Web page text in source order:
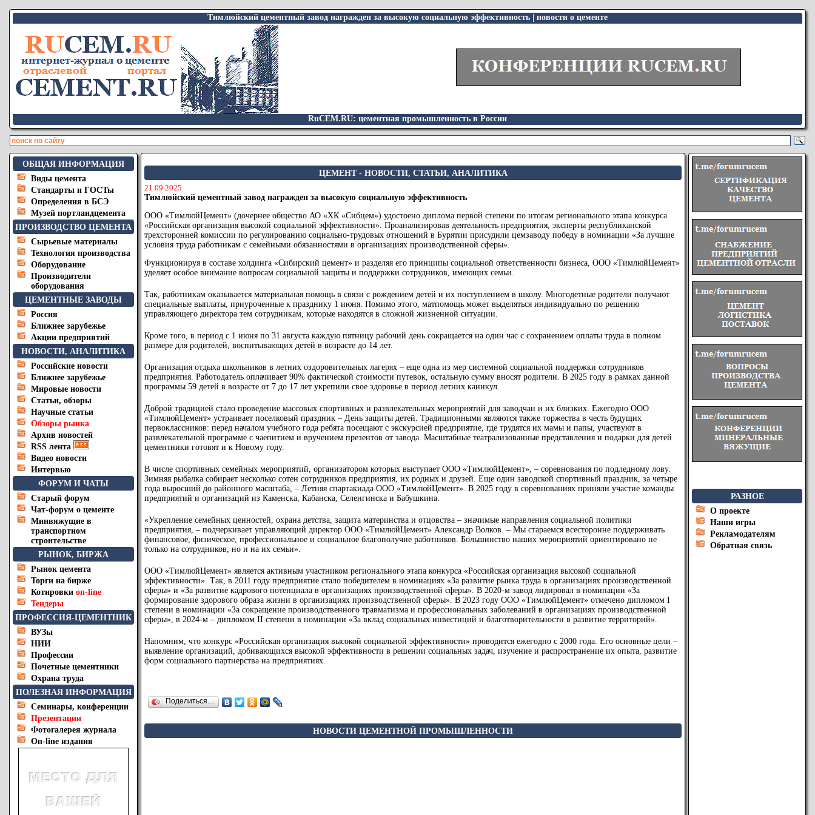
Тимлюйский цементный завод награжден за высокую социальную эффективность | новости о цементе
RuCEM.RU: цементная промышленность в России
ОБЩАЯ ИНФОРМАЦИЯ
Виды цемента
Стандарты и ГОСТы
Определения в БСЭ
Музей портландцемента
ПРОИЗВОДСТВО ЦЕМЕНТА
Сырьевые материалы
Технология производства
Оборудование
Производители
оборудования
ЦЕМЕНТНЫЕ ЗАВОДЫ
Россия
Ближнее зарубежье
Акции предприятий
НОВОСТИ, АНАЛИТИКА
Российские новости
Ближнее зарубежье
Мировые новости
Статьи, обзоры
Научные статьи
Обзоры рынка
Архив новостей
RSS лента
Видео новости
Интервью
ФОРУМ И ЧАТЫ
Старый форум
Чат-форум о цементе
Минвяжущие в
транспортном
строительстве
РЫНОК, БИРЖА
Рынок цемента
Торги на бирже
Котировки on-line
Тендеры
ПРОФЕССИЯ-ЦЕМЕНТНИК
ВУЗы
НИИ
Профессии
Почетные цементники
Охрана труда
ПОЛЕЗНАЯ ИНФОРМАЦИЯ
Семинары, конференции
Презентации
Фотогалерея журнала
On-line издания
ЦЕМЕНТ - НОВОСТИ, СТАТЬИ, АНАЛИТИКА
21.09.2025
Тимлюйский цементный завод награжден за высокую социальную эффективность
ООО «ТимлюйЦемент» (дочернее общество АО «ХК «Сибцем») удостоено диплома первой степени по итогам регионального этапа конкурса
«Российская организация высокой социальной эффективности». Проанализировав деятельность предприятия, эксперты республиканской
трехсторонней комиссии по регулированию социально-трудовых отношений в Бурятии присудили цемзаводу победу в номинации «За лучшие
условия труда работникам с семейными обязанностями в организациях производственной сферы».
Функционируя в составе холдинга «Сибирский цемент» и разделяя его принципы социальной ответственности бизнеса, ООО «ТимлюйЦемент»
уделяет особое внимание вопросам социальной защиты и поддержки сотрудников, имеющих семьи.
Так, работникам оказывается материальная помощь в связи с рождением детей и их поступлением в школу. Многодетные родители получают
специальные выплаты, приуроченные к празднику 1 июня. Помимо этого, матпомощь может выделяться индивидуально по решению
управляющего директора тем сотрудникам, которые находятся в сложной жизненной ситуации.
Кроме того, в период с 1 июня по 31 августа каждую пятницу рабочий день сокращается на один час с сохранением оплаты труда в полном
размере для родителей, воспитывающих детей в возрасте до 14 лет.
Организация отдыха школьников в летних оздоровительных лагерях – еще одна из мер системной социальной поддержки сотрудников
предприятия. Работодатель оплачивает 90% фактической стоимости путевок, остальную сумму вносят родители. В 2025 году в рамках данной
программы 59 детей в возрасте от 7 до 17 лет укрепили свое здоровье в период летних каникул.
Доброй традицией стало проведение массовых спортивных и развлекательных мероприятий для заводчан и их близких. Ежегодно ООО
«ТимлюйЦемент» устраивает поселковый праздник – День защиты детей. Традиционными являются также торжества в честь будущих
первоклассников: перед началом учебного года ребята посещают с экскурсией предприятие, где трудятся их мамы и папы, участвуют в
развлекательной программе с чаепитием и вручением презентов от завода. Масштабные театрализованные представления и подарки для детей
цементники готовят и к Новому году.
В числе спортивных семейных мероприятий, организатором которых выступает ООО «ТимлюйЦемент», – соревнования по подледному лову.
Зимняя рыбалка собирает несколько сотен сотрудников предприятия, их родных и друзей. Еще один заводской спортивный праздник, за четыре
года выросший до районного масштаба, – Летняя спартакиада ООО «ТимлюйЦемент». В 2025 году в соревнованиях приняли участие команды
предприятий и организаций из Каменска, Кабанска, Селенгинска и Бабушкина.
«Укрепление семейных ценностей, охрана детства, защита материнства и отцовства – значимые направления социальной политики
предприятия, – подчеркивает управляющий директор ООО «ТимлюйЦемент» Александр Волков. – Мы стараемся всесторонне поддерживать
финансовое, физическое, профессиональное и социальное благополучие работников. Большинство наших мероприятий ориентировано не
только на сотрудников, но и на их семьи».
ООО «ТимлюйЦемент» является активным участником регионального этапа конкурса «Российская организация высокой социальной
эффективности». Так, в 2011 году предприятие стало победителем в номинациях «За развитие рынка труда в организациях производственной
сферы» и «За развитие кадрового потенциала в организациях производственной сферы». В 2020-м завод лидировал в номинации «За
формирование здорового образа жизни в организациях производственной сферы». В 2023 году ООО «ТимлюйЦемент» отмечено дипломом I
степени в номинации «За сокращение производственного травматизма и профессиональных заболеваний в организациях производственной
сферы», в 2024-м – дипломом II степени в номинации «За вклад социальных инвестиций и благотворительности в развитие территорий».
Напомним, что конкурс «Российская организация высокой социальной эффективности» проводится ежегодно с 2000 года. Его основные цели –
выявление организаций, добивающихся высокой эффективности в решении социальных задач, изучение и распространение их опыта, развитие
форм социального партнерства на предприятиях.
Поделиться…
НОВОСТИ ЦЕМЕНТНОЙ ПРОМЫШЛЕННОСТИ
РАЗНОЕ
О проекте
Наши игры
Рекламодателям
Обратная связь